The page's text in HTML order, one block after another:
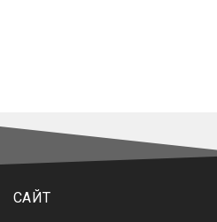
САЙТ